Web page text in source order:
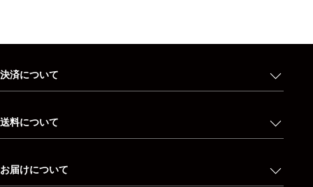
決済について
送料について
お届けについて